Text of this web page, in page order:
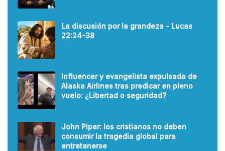
La discusión por la grandeza - Lucas
22:24-38
Influencer y evangelista expulsada de
Alaska Airlines tras predicar en pleno
vuelo: ¿Libertad o seguridad?
John Piper: los cristianos no deben
consumir la tragedia global para
entretenerse